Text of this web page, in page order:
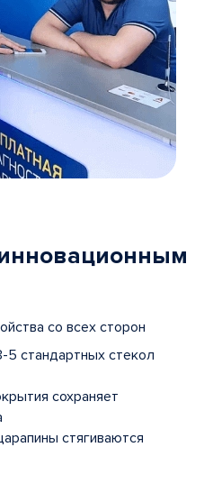
со всех сторон
5 стандартных стекол
сохраняет
стягиваются